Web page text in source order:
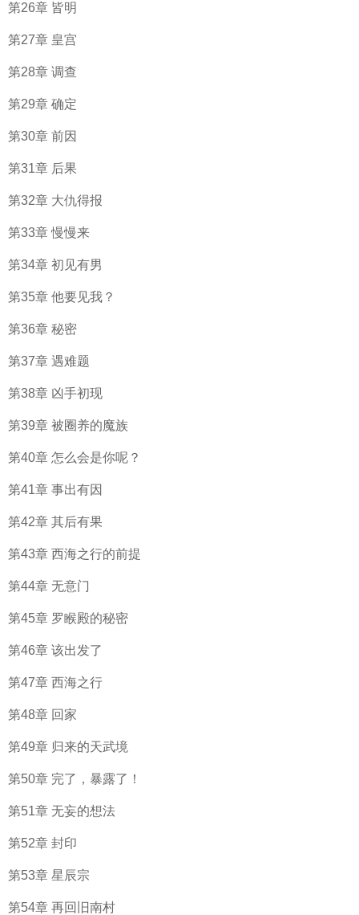
第26章 皆明
第27章 皇宫
第28章 调查
第29章 确定
第30章 前因
第31章 后果
第32章 大仇得报
第33章 慢慢来
第34章 初见有男
第35章 他要见我？
第36章 秘密
第37章 遇难题
第38章 凶手初现
第39章 被圈养的魔族
第40章 怎么会是你呢？
第41章 事出有因
第42章 其后有果
第43章 西海之行的前提
第44章 无意门
第45章 罗睺殿的秘密
第46章 该出发了
第47章 西海之行
第48章 回家
第49章 归来的天武境
第50章 完了，暴露了！
第51章 无妄的想法
第52章 封印
第53章 星辰宗
第54章 再回旧南村